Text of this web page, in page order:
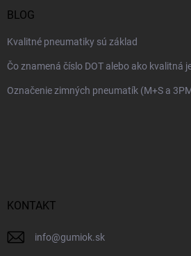
BLOG
Kvalitné pneumatiky sú základ
Čo znamená číslo DOT alebo ako kvalitná
Označenie zimných pneumatík (M+S a
KONTAKT
info@gumiok.sk